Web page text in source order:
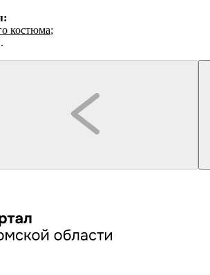
костюма;
и взрослым, и детям!